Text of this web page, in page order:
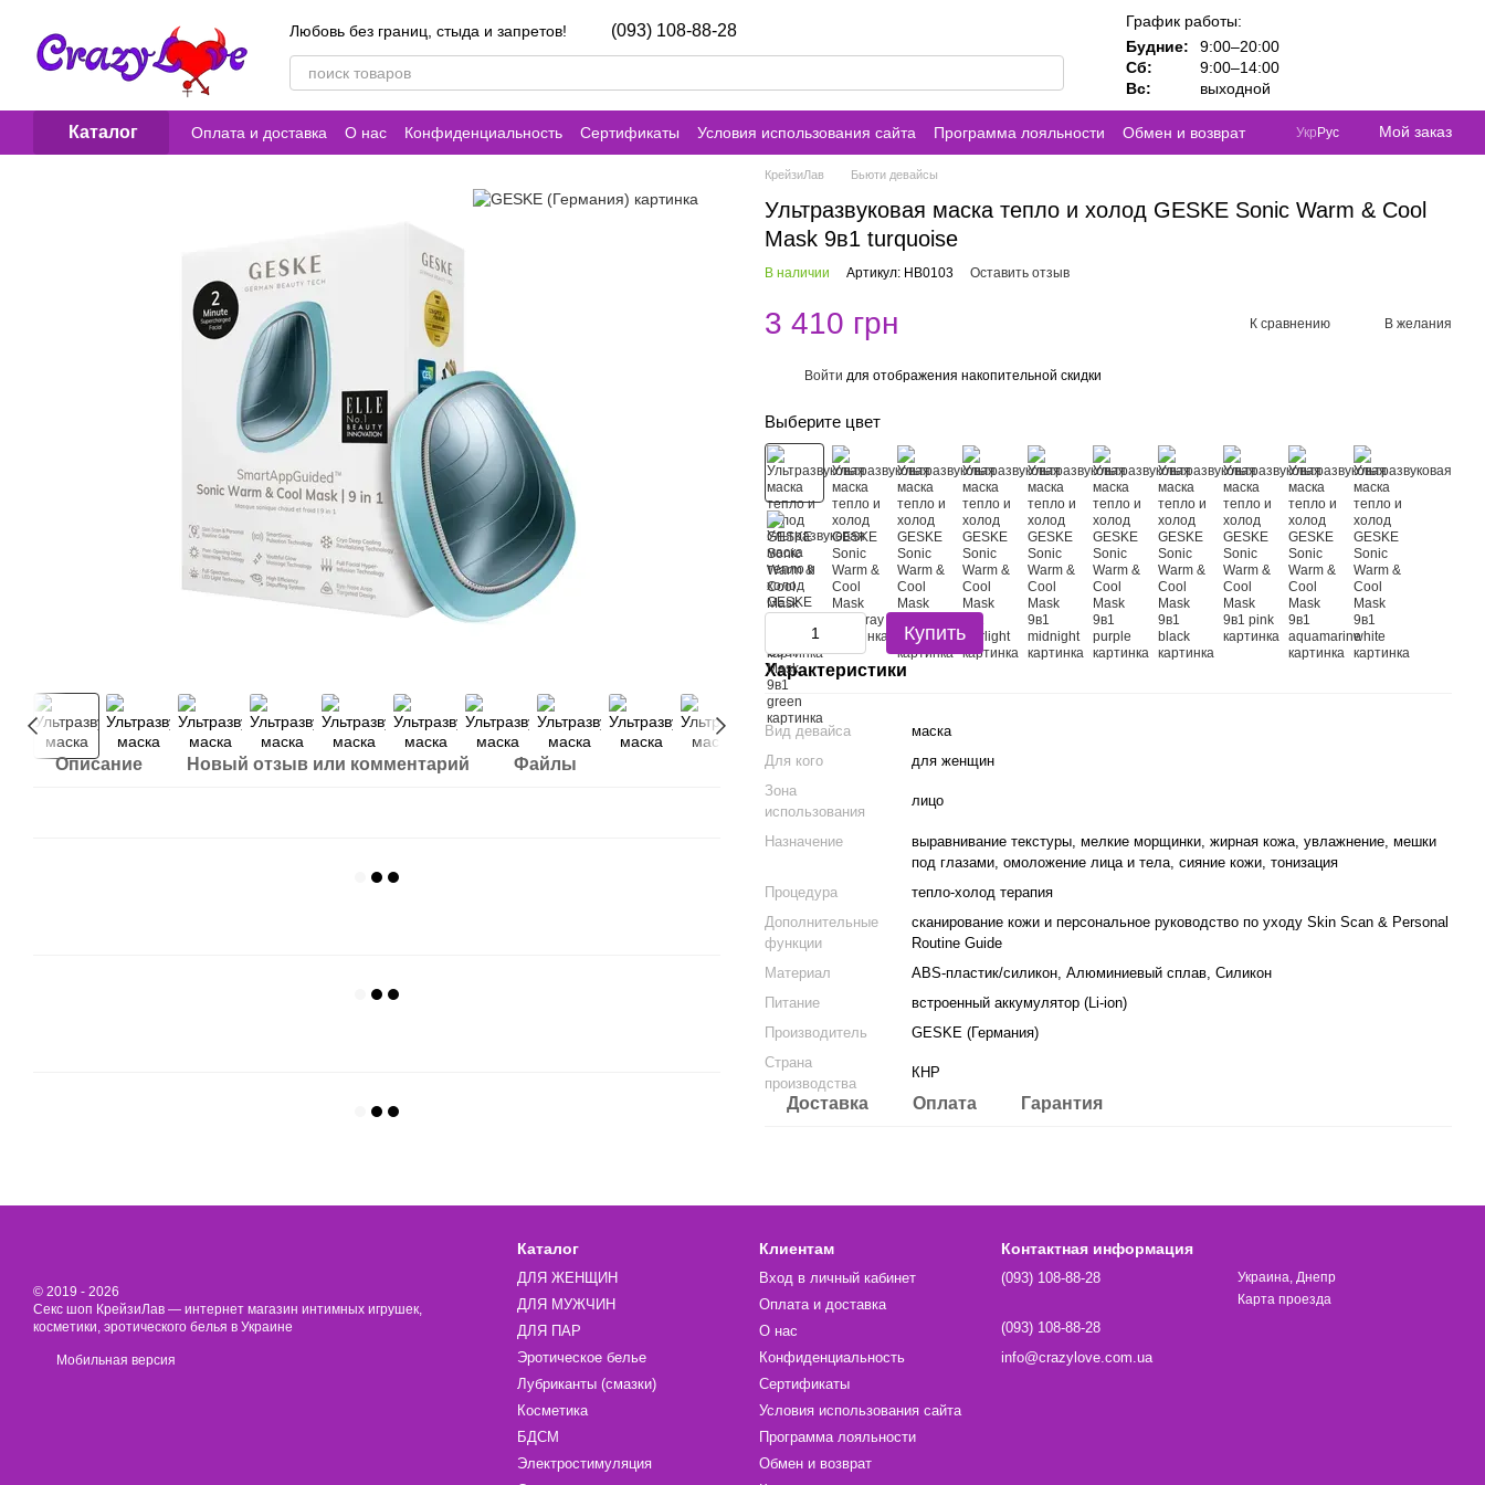
Любовь без границ, стыда и запретов!
(093) 108-88-28
График работы:
Будние:
9:00–20:00
Сб:
9:00–14:00
Вс:
выходной
Каталог Оплата и доставка О нас Конфиденциальность Сертификаты Условия использования сайта Программа лояльности
Обмен и возврат
Контакты
Укр Рус Мой заказ
Описание Новый отзыв или комментарий Файлы
КрейзиЛав Бьюти девайсы
Ультразвуковая маска тепло и холод GESKE Sonic Warm & Cool
Mask 9в1 turquoise
В наличии Артикул: HB0103 Оставить отзыв
3 410 грн К сравнению В желания
Войти для отображения накопительной скидки
Выберите цвет
Купить
Характеристики
Вид девайса
маска
Для кого
для женщин
Зона
использования
лицо
Назначение
выравнивание текстуры, мелкие морщинки, жирная кожа, увлажнение, мешки
под глазами, омоложение лица и тела, сияние кожи, тонизация
Процедура
тепло-холод терапия
Дополнительные
функции
сканирование кожи и персональное руководство по уходу Skin Scan & Personal
Routine Guide
Материал
ABS-пластик/силикон, Алюминиевый сплав, Силикон
Питание
встроенный аккумулятор (Li-ion)
Производитель
GESKE (Германия)
Страна
производства
КНР
Доставка Оплата Гарантия
© 2019 - 2026
Секс шоп КрейзиЛав — интернет магазин интимных игрушек,
косметики, эротического белья в Украине
Мобильная версия
Каталог
ДЛЯ ЖЕНЩИН
ДЛЯ МУЖЧИН
ДЛЯ ПАР
Эротическое белье
Лубриканты (смазки)
Косметика
БДСМ
Электростимуляция
Клиентам
Вход в личный кабинет
Оплата и доставка
О нас
Конфиденциальность
Сертификаты
Условия использования сайта
Программа лояльности
Обмен и возврат
Контактная информация
(093) 108-88-28
(093) 108-88-28
info@crazylove.com.ua
Украина, Днепр
Карта проезда